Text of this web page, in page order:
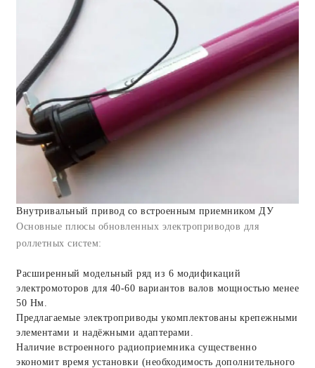
Внутривальный привод со встроенным приемником ДУ
Основные плюсы обновленных электроприводов для
роллетных систем:
Расширенный модельный ряд из 6 модификаций
электромоторов для 40-60 вариантов валов мощностью менее
50 Нм.
Предлагаемые электроприводы укомплектованы крепежными
элементами и надёжными адаптерами.
Наличие встроенного радиоприемника существенно
экономит время установки (необходимость дополнительного